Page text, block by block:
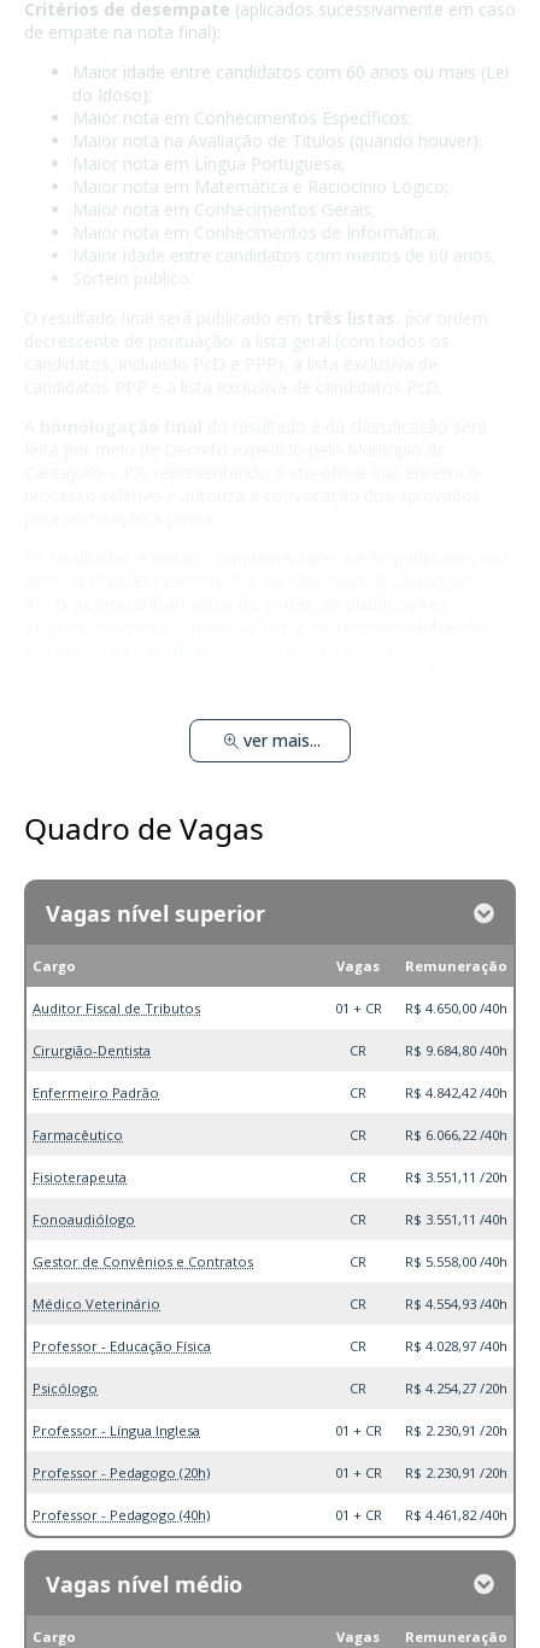
Critérios de desempate (aplicados sucessivamente em caso
de empate na nota final):
Maior idade entre candidatos com 60 anos ou mais (Lei
do Idoso);
Maior nota em Conhecimentos Específicos;
Maior nota na Avaliação de Títulos (quando houver);
Maior nota em Língua Portuguesa;
Maior nota em Matemática e Raciocínio Lógico;
Maior nota em Conhecimentos Gerais;
Maior nota em Conhecimentos de Informática;
Maior idade entre candidatos com menos de 60 anos;
Sorteio público.
ver mais...
Quadro de Vagas
Vagas nível superior
Cargo Vagas Remuneração
Auditor Fiscal de Tributos 01 + CR R$ 4.650,00 /40h
Cirurgião-Dentista CR R$ 9.684,80 /40h
Enfermeiro Padrão CR R$ 4.842,42 /40h
Farmacêutico CR R$ 6.066,22 /40h
Fisioterapeuta CR R$ 3.551,11 /20h
Fonoaudiólogo CR R$ 3.551,11 /40h
Gestor de Convênios e Contratos CR R$ 5.558,00 /40h
Médico Veterinário CR R$ 4.554,93 /40h
Professor - Educação Física CR R$ 4.028,97 /40h
Psicólogo CR R$ 4.254,27 /20h
Professor - Língua Inglesa 01 + CR R$ 2.230,91 /20h
Professor - Pedagogo (20h) 01 + CR R$ 2.230,91 /20h
Professor - Pedagogo (40h) 01 + CR R$ 4.461,82 /40h
Vagas nível médio
Cargo Vagas Remuneração